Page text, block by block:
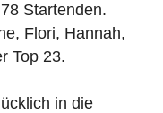
Startenden.
Flori, Hannah,
Top 23.
in die